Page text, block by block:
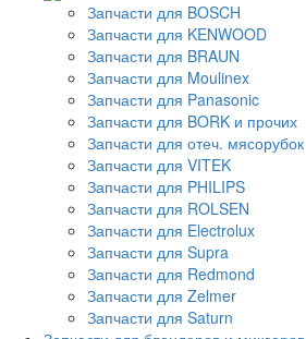
Запчасти для BOSCH
Запчасти для KENWOOD
Запчасти для BRAUN
Запчасти для Moulinex
Запчасти для Panasonic
Запчасти для BORK и прочих
Запчасти для отеч. мясорубок
Запчасти для VITEK
Запчасти для PHILIPS
Запчасти для ROLSEN
Запчасти для Electrolux
Запчасти для Supra
Запчасти для Redmond
Запчасти для Zelmer
Запчасти для Saturn